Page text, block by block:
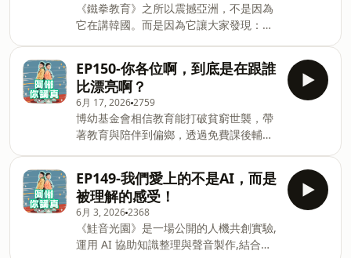
《鐵拳教育》之所以震撼亞洲，不是因為
它在講韓國。而是因為它讓大家發現：每
的，可能是我們共同相信的教育制度。加
入會員，支持節目：
https://adjurusure.firstory.io/join留言
告訴我你對這一集的想法：
https://open.firstory.me/user/
Powered by Firstory Hosting
EP150-你各位啊，到底是在跟誰
比漂亮啊？
6月 17, 20262759
博幼基金會相信教育能打破貧窮世襲，帶
著教育與陪伴到偏鄉，透過免費課後輔導
穩定學習。&nbsp;「期待有一天，教育能
終止貧窮世襲，弭平城鄉及貧富差距，讓
每個孩子都有選擇未來的能力。」&nbsp;
捐款連結▶️ https://fstry.pse.is/9f67e7
—— 以上為 FMTaiwan 與 Firstory
Podcast 廣告 —— 今天請來醫美界最敢
EP149-我們愛上的不是AI，而是
被理解的感受！
6月 3, 20262368
《鮭音光園》是一場公開的人機共創實驗,
運用 AI 協助知識整理與聲音製作,結合哲